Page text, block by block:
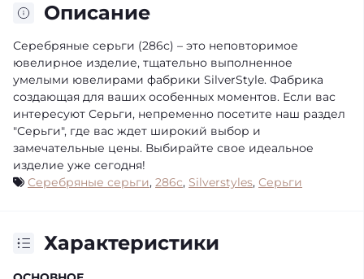
Описание
Серебряные серьги (286с) – это неповторимое
ювелирное изделие, тщательно выполненное
умелыми ювелирами фабрики SilverStyle. Фабрика
создающая для ваших особенных моментов. Если вас
интересуют Серьги, непременно посетите наш раздел
"Серьги", где вас ждет широкий выбор и
замечательные цены. Выбирайте свое идеальное
изделие уже сегодня!
Серебряные серьги, 286с, Silverstyles, Серьги
Характеристики